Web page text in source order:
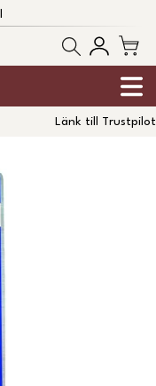
Länk till Trustpilot